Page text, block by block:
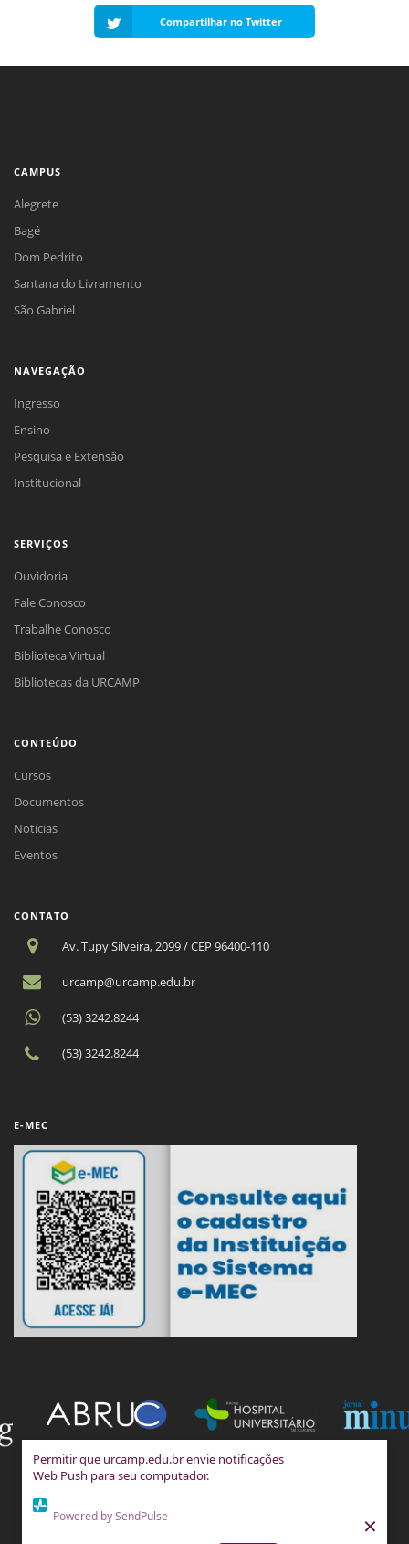
Permitir que urcamp.edu.br envie notificações
Web Push para seu computador.
Powered by SendPulse ×
Compartilhar no Twitter
CAMPUS
Alegrete
Bagé
Dom Pedrito
Santana do Livramento
São Gabriel
NAVEGAÇÃO
Ingresso
Ensino
Pesquisa e Extensão
Institucional
SERVIÇOS
Ouvidoria
Fale Conosco
Trabalhe Conosco
Biblioteca Virtual
Bibliotecas da URCAMP
CONTEÚDO
Cursos
Documentos
Notícias
Eventos
CONTATO
Av. Tupy Silveira, 2099 / CEP 96400-110
urcamp@urcamp.edu.br
(53) 3242.8244
(53) 3242.8244
E-MEC